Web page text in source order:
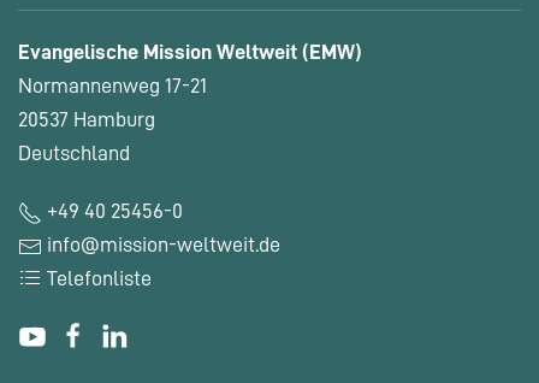
Evangelische Mission Weltweit (EMW)
Normannenweg 17-21
20537 Hamburg
Deutschland
+49 40 25456-0
info@mission-weltweit.de
Telefonliste